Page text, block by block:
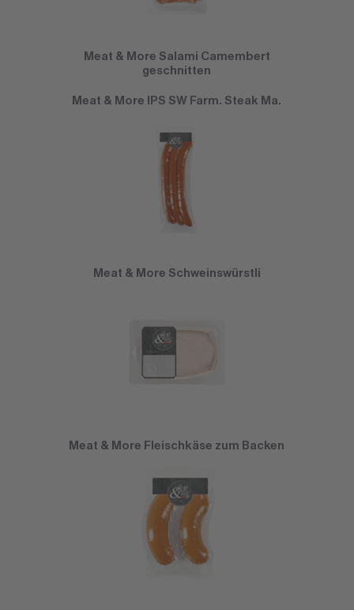
Meat & More Salami Camembert
geschnitten
Meat & More IPS SW Farm. Steak Ma.
Meat & More Schweinswürstli
Meat & More Fleischkäse zum Backen